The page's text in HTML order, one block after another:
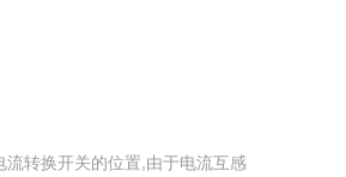
转换开关的位置,由于电流互感